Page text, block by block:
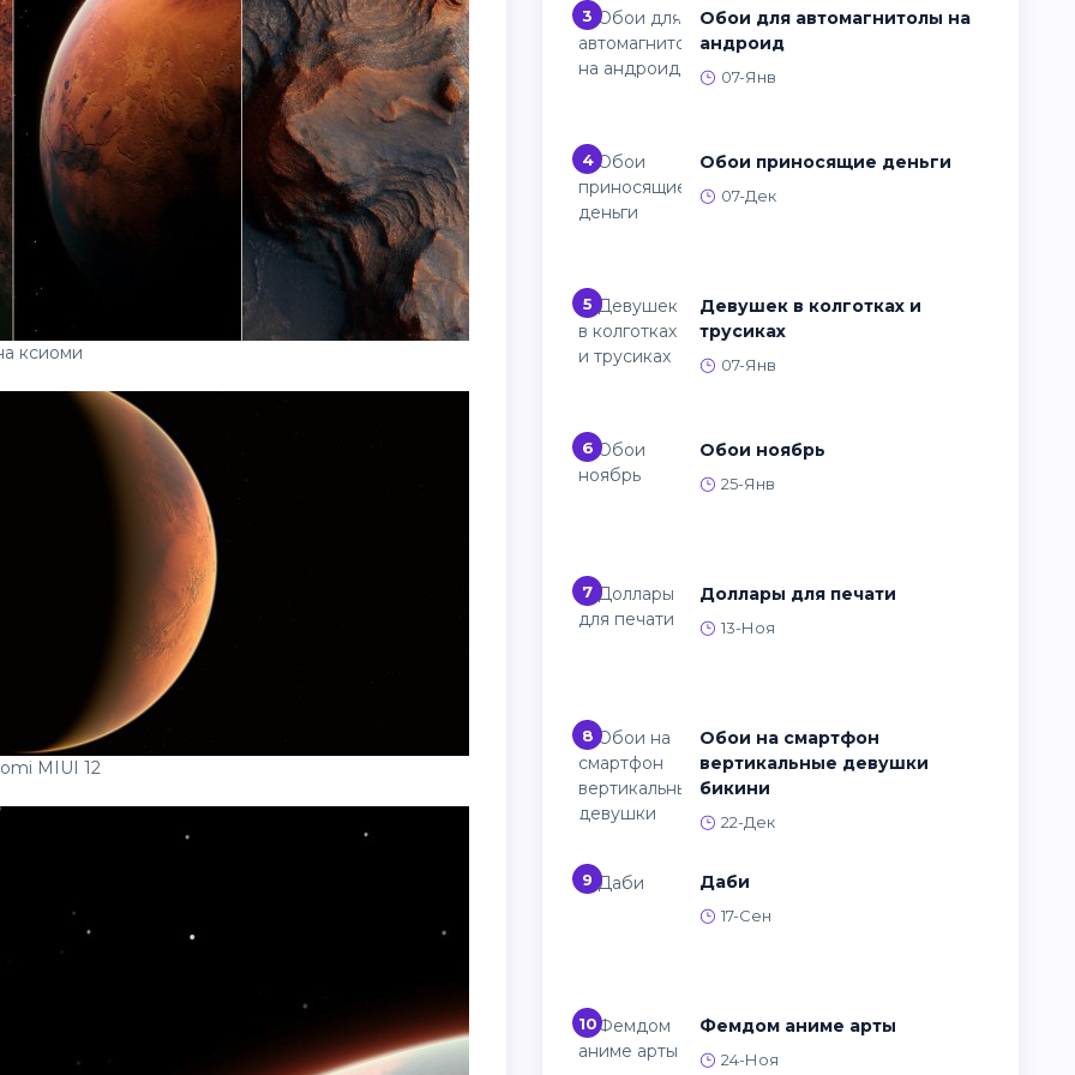
ксиоми
MIUI 12
3
Обои для автомагнитолы на
андроид
07-Янв
4 Обои приносящие деньги
07-Дек
5
Девушек в колготках и
трусиках
07-Янв
6 Обои ноябрь
25-Янв
7 Доллары для печати
13-Ноя
8
Обои на смартфон
вертикальные девушки
бикини
22-Дек
9 Даби
17-Сен
10 Фемдом аниме арты
24-Ноя